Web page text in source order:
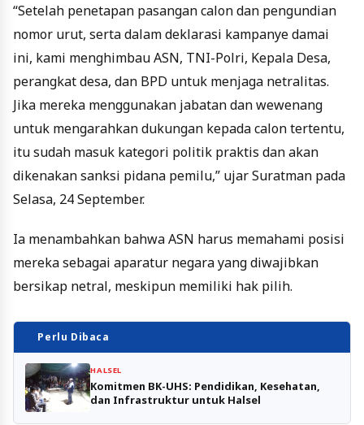
“Setelah penetapan pasangan calon dan pengundian
nomor urut, serta dalam deklarasi kampanye damai
ini, kami menghimbau ASN, TNI-Polri, Kepala Desa,
perangkat desa, dan BPD untuk menjaga netralitas.
Jika mereka menggunakan jabatan dan wewenang
untuk mengarahkan dukungan kepada calon tertentu,
itu sudah masuk kategori politik praktis dan akan
dikenakan sanksi pidana pemilu,” ujar Suratman pada
Selasa, 24 September.
Ia menambahkan bahwa ASN harus memahami posisi
mereka sebagai aparatur negara yang diwajibkan
bersikap netral, meskipun memiliki hak pilih.
Perlu Dibaca
HALSEL
Komitmen BK-UHS: Pendidikan, Kesehatan,
dan Infrastruktur untuk Halsel